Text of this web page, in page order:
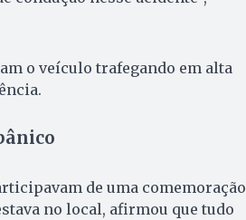
o veículo trafegando em alta
de uma comemoração
no local, afirmou que tudo